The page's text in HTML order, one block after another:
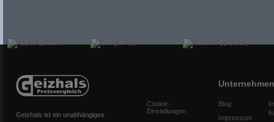
Geizhals ist ein unabhängiges
Cookie-
Einstellungen
Unternehmen
Blog
Impressum